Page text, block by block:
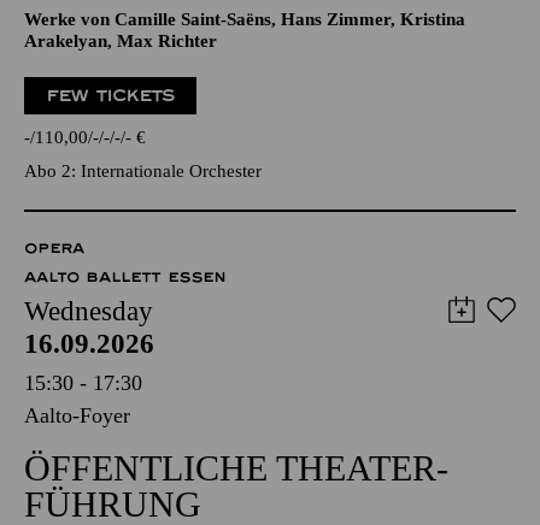
Werke von Camille Saint-Saëns, Hans Zimmer, Kristina
Arakelyan, Max Richter
FEW TICKETS
- 110,00 - - - - €
Abo 2: Internationale Orchester
OPERA
AALTO BALLETT ESSEN
Wednesday
16.09.2026
15:30 - 17:30
Aalto-Foyer
ÖFFENTLICHE THEATER­
FÜHRUNG